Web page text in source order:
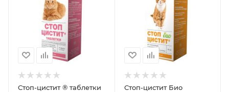
Стоп-цистит ® таблетки
Стоп-цистит Био